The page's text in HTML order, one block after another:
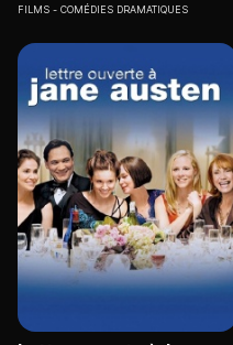
FILMS COMÉDIES DRAMATIQUES